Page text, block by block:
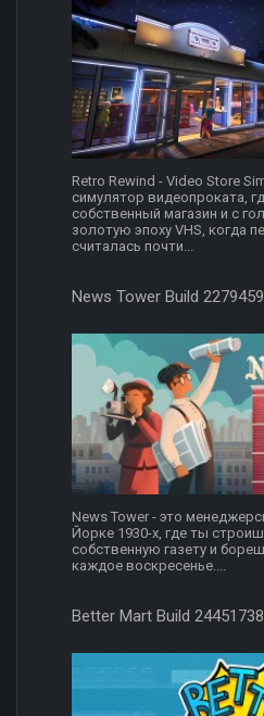
Retro Rewind - Video Store
симулятор видеопроката,
собственный магазин и с
золотую эпоху VHS, когда
считалась почти...
News Tower Build
News Tower - это
Йорке 1930-х, где ты
собственную газету и
каждое воскресенье....
Better Mart Build 24451738